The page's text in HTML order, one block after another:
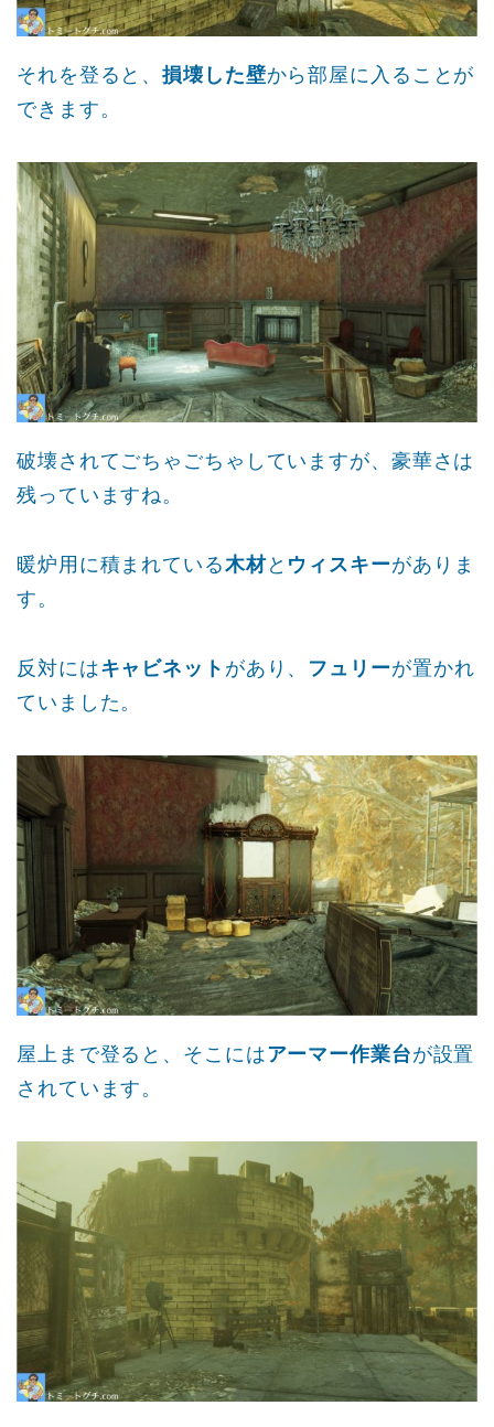
それを登ると、損壊した壁から部屋に入ることが
できます。
破壊されてごちゃごちゃしていますが、豪華さは
残っていますね。
暖炉用に積まれている木材と ウィスキーがありま
す。
反対にはキャビネット があり、 フュリーが置かれ
ていました。
屋上まで登ると、そこにはアーマー作業台が設置
されています。